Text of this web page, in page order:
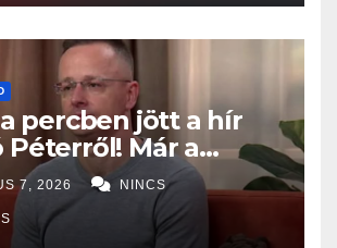
a percben jött a hír
Péterről! Már a
Rendőr-
az ügye,
7, 2026 NINCS